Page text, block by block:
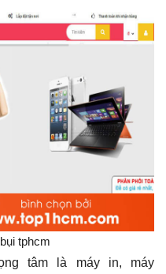
tphcm
tâm là máy in, máy